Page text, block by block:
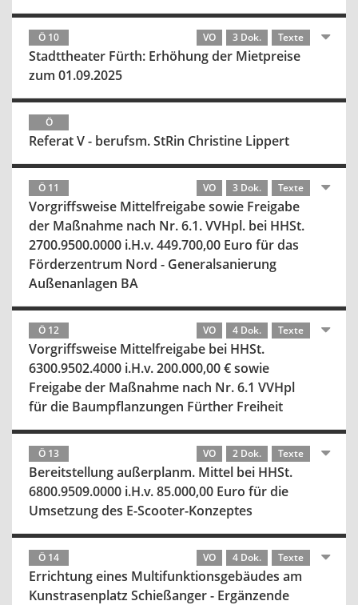
Ö 10 VO 3 Dok. Texte
Stadttheater Fürth: Erhöhung der Mietpreise
zum 01.09.2025
Ö
Referat V - berufsm. StRin Christine Lippert
Ö 11 VO 3 Dok. Texte
Vorgriffsweise Mittelfreigabe sowie Freigabe
der Maßnahme nach Nr. 6.1. VVHpl. bei HHSt.
2700.9500.0000 i.H.v. 449.700,00 Euro für das
Förderzentrum Nord - Generalsanierung
Außenanlagen BA
Ö 12 VO 4 Dok. Texte
Vorgriffsweise Mittelfreigabe bei HHSt.
6300.9502.4000 i.H.v. 200.000,00 € sowie
Freigabe der Maßnahme nach Nr. 6.1 VVHpl
für die Baumpflanzungen Fürther Freiheit
Ö 13 VO 2 Dok. Texte
Bereitstellung außerplanm. Mittel bei HHSt.
6800.9509.0000 i.H.v. 85.000,00 Euro für die
Umsetzung des E-Scooter-Konzeptes
Ö 14 VO 4 Dok. Texte
Errichtung eines Multifunktionsgebäudes am
Kunstrasenplatz Schießanger - Ergänzende